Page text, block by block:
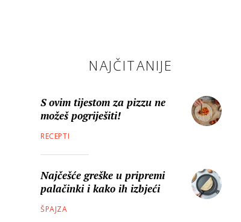
NAJČITANIJE
S ovim tijestom za pizzu ne
možeš pogriješiti!
RECEPTI
Najčešće greške u pripremi
palačinki i kako ih izbjeći
ŠPAJZA